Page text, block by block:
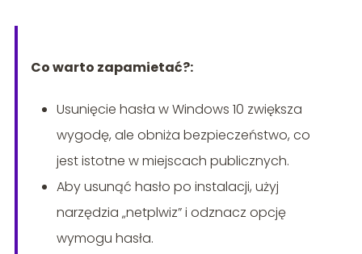
Co warto zapamietać?:
Usunięcie hasła w Windows 10 zwiększa
wygodę, ale obniża bezpieczeństwo, co
jest istotne w miejscach publicznych.
Aby usunąć hasło po instalacji, użyj
narzędzia „netplwiz” i odznacz opcję
wymogu hasła.